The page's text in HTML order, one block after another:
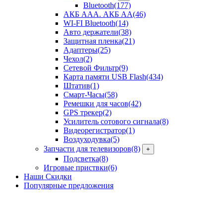
Bluetooth(177)
АКБ ААА. АКБ АА(46)
WI-FI Bluetooth(14)
Авто держатели(38)
Защитная пленка(21)
Адаптеры(25)
Чехол(2)
Сетевой Фильтр(9)
Карта памяти USB Flash(434)
Штатив(1)
Смарт-Часы(58)
Ремешки для часов(42)
GPS трекер(2)
Усилитель сотового сигнала(8)
Видеорегистратор(1)
Воздуходувка(5)
Запчасти для телевизоров(8) +
Подсветка(8)
Игровые приствки(6)
Наши Скидки
Популярные предложения